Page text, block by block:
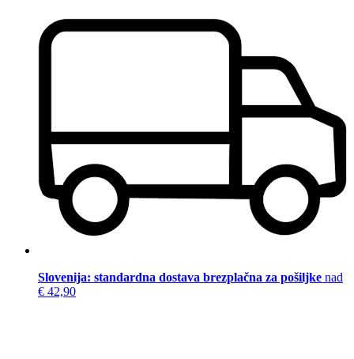
Slovenija: standardna dostava brezplačna za pošiljke nad
€ 42,90